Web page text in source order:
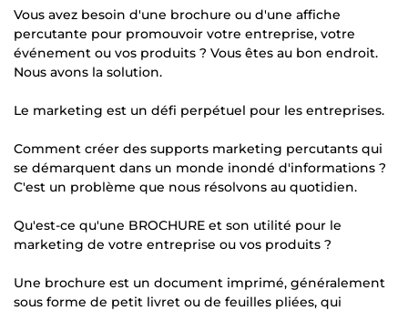
Vous avez besoin d'une brochure ou d'une affiche
percutante pour promouvoir votre entreprise, votre
événement ou vos produits ? Vous êtes au bon endroit.
Nous avons la solution.
Le marketing est un défi perpétuel pour les entreprises.
Comment créer des supports marketing percutants qui
se démarquent dans un monde inondé d'informations ?
C'est un problème que nous résolvons au quotidien.
Qu'est-ce qu'une BROCHURE et son utilité pour le
marketing de votre entreprise ou vos produits ?
Une brochure est un document imprimé, généralement
sous forme de petit livret ou de feuilles pliées, qui